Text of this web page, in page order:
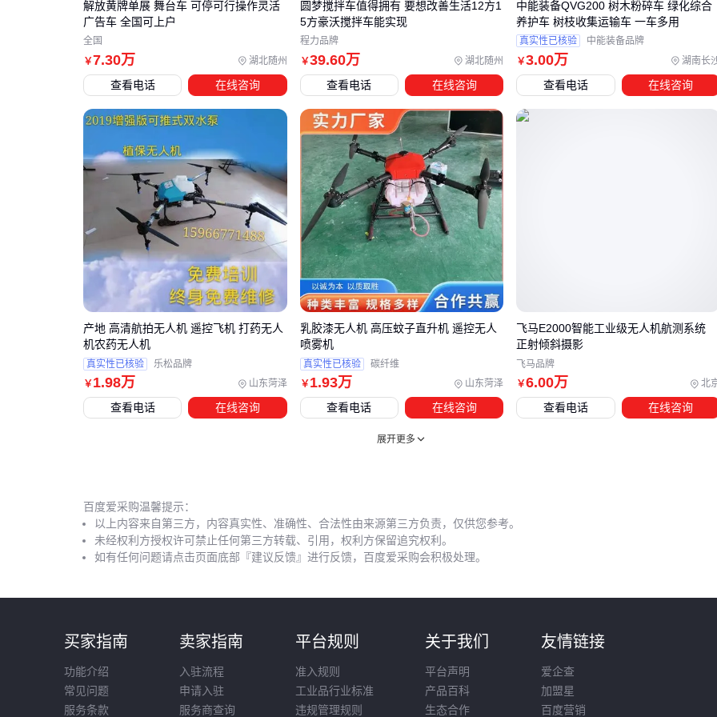
采购三叶草无人机后，许多用户往往低估了配套设备的重要
性。实际上，地面支持系统与主机的适配程度直接决定了作业
连续性和设备寿命。 以充电站为例，不同作业场景对充电速度
和便携性要求差异明显：固定基地作业适合配备
工业级地面站
方案。
运输保护同样需要场景化设计：
高频转运场景建议选择带
部最好配备橡胶防撞垫
精密仪器箱更适合存放维修工具和备用
极端环境作业需搭配防风存储箱
便携式折叠起降垫这类看似简单的配件，在临时起降点搭建、
斜坡作业等场景中却能显著提升安全性。其核心价值在于快速
建立标准起降平面，避免因地面不平导致的设备倾斜风险。
五、哪些操作细节容易被新手忽略？
三叶草无人机虽然适应性强，但在极端环境下仍需特别注意操
作规范。高温环境连续作业时，建议缩短单次飞行时长，避免
每次作业后清洁电机轴承，防止沙尘积累影响垂直起降精度
定期检查抗干扰信号增强器
无人机维修工具箱应包含专用螺丝刀、平衡检测仪等特殊工
具，普通家用工具可能无法满足精密部件的维护需求。遇到复
杂故障时，建议优先联系专业服务商而非自行拆解。
￥7.30万 湖北随州
解放黄牌单展 舞台车 可停可行操作灵活
广告车 全国可上户
全国
查看电话 在线咨询
￥39.60万 湖北随州
圆梦搅拌车值得拥有 要想改善生活12方1
5方豪沃搅拌车能实现
程力品牌
查看电话 在线咨询
￥3.00万 湖南长
中能装备QVG200 树木粉碎车 绿化综合
养护车 树枝收集运输车 一车多用
真实性已核验 中能装备品牌
查看电话 在线咨询
￥ 1.98万 山东菏泽
产地 高清航拍无人机 遥控飞机 打药无人
机农药无人机
真实性已核验 乐松品牌
查看电话 在线咨询
￥ 1.93万 山东菏泽
乳胶漆无人机 高压蚊子直升机 遥控无人
喷雾机
真实性已核验 碳纤维
查看电话 在线咨询
￥6.00万 北
飞马E2000智能工业级无人机航测系统
正射倾斜摄影
飞马品牌
查看电话 在线咨询
展开更多
百度爱采购温馨提示：
以上内容来自第三方，内容真实性、准确性、合法性由来源第三方负责，仅供您参考。
未经权利方授权许可禁止任何第三方转载、引用，权利方保留追究权利。
如有任何问题请点击页面底部『建议反馈』进行反馈，百度爱采购会积极处理。
买家指南
功能介绍
常见问题
服务条款
卖家指南
入驻流程
申请入驻
服务商查询
平台规则
准入规则
工业品行业标准
违规管理规则
关于我们
平台声明
产品百科
生态合作
友情链接
爱企查
加盟星
百度营销